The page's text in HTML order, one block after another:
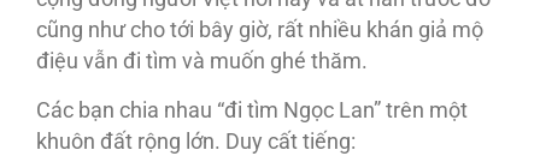
cũng như cho tới bây giờ, rất nhiều khán giả mộ
điệu vẫn đi tìm và muốn ghé thăm.
Các bạn chia nhau “đi tìm Ngọc Lan” trên một
khuôn đất rộng lớn. Duy cất tiếng: